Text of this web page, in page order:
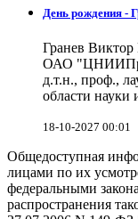
День рождения -
Гранев
ОАО
д.т.н., проф.,
области науки
18-10-2027 00:01
Общедоступная
лицами по их
федеральными
распространения